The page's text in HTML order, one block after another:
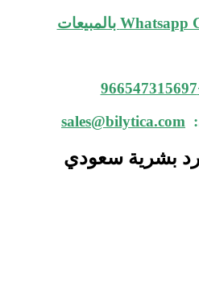
sales@bilytica.com
بشرية سعودي